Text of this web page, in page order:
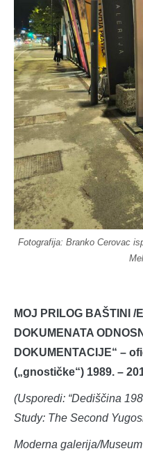
Fotografija: Branko Cerovac
MOJ PRILOG BAŠTINI /
DOKUMENATA
DOKUMENTACIJE“ –
(„gnostičke“) 1989. –
(Usporedi: “Dediščina
Study: The Second
Moderna galerija/